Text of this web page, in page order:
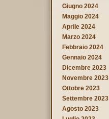
Giugno 2024
Maggio 2024
Aprile 2024
Marzo 2024
Febbraio 2024
Gennaio 2024
Dicembre 2023
Novembre 2023
Ottobre 2023
Settembre 2023
Agosto 2023